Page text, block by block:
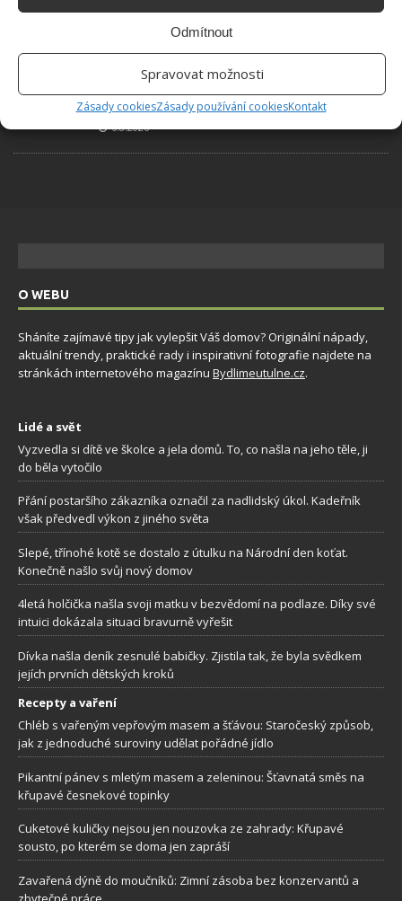
Odmítnout
Spravovat možnosti
Zásady cookiesZásady používání cookiesKontakt
Přírodní hnojiva pro pěstování rajčat, která
plodů. Připravte se na letošní sezonu včas
6.8.2026
O WEBU
Sháníte zajímavé tipy jak vylepšit Váš domov? Originální nápady,
aktuální trendy, praktické rady i inspirativní fotografie najdete na
stránkách internetového magazínu Bydlimeutulne.cz.
Lidé a svět
Vyzvedla si dítě ve školce a jela domů. To, co našla na jeho těle, ji
do běla vytočilo
Přání postaršího zákazníka označil za nadlidský úkol. Kadeřník
však předvedl výkon z jiného světa
Slepé, třínohé kotě se dostalo z útulku na Národní den koťat.
Konečně našlo svůj nový domov
4letá holčička našla svoji matku v bezvědomí na podlaze. Díky své
intuici dokázala situaci bravurně vyřešit
Dívka našla deník zesnulé babičky. Zjistila tak, že byla svědkem
jejích prvních dětských kroků
Recepty a vaření
Chléb s vařeným vepřovým masem a šťávou: Staročeský způsob,
jak z jednoduché suroviny udělat pořádné jídlo
Pikantní pánev s mletým masem a zeleninou: Šťavnatá směs na
křupavé česnekové topinky
Cuketové kuličky nejsou jen nouzovka ze zahrady: Křupavé
sousto, po kterém se doma jen zapráší
Zavařená dýně do moučníků: Zimní zásoba bez konzervantů a